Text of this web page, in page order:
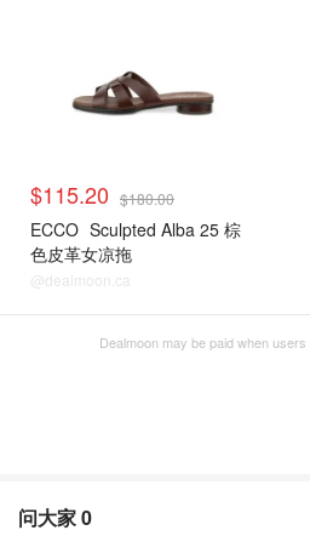
$115.20 $180.00
ECCO Sculpted Alba 25 棕
色皮革女凉拖
@dealmoon.ca
Dealmoon may be paid when
问大家0